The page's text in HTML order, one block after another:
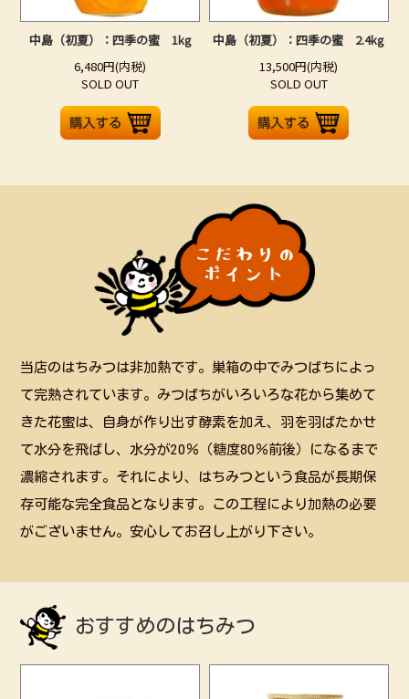
中島（初夏）：四季の蜜 1kg
6,480円(内税)
SOLD OUT
中島（初夏）：四季の蜜 2.4kg
13,500円(内税)
SOLD OUT
当店のはちみつは非加熱です。巣箱の中でみつばちによっ
て完熟されています。みつばちがいろいろな花から集めて
きた花蜜は、自身が作り出す酵素を加え、羽を羽ばたかせ
て水分を飛ばし、水分が20％（糖度80％前後）になるまで
濃縮されます。それにより、はちみつという食品が長期保
存可能な完全食品となります。この工程により加熱の必要
がございません。安心してお召し上がり下さい。
おすすめのはちみつ